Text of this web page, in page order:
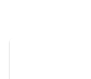
Prende il via